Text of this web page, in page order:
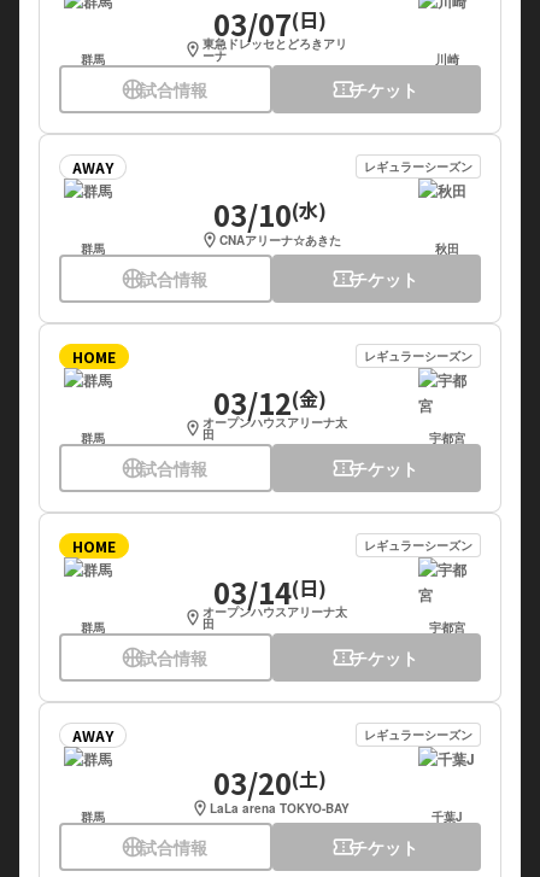
群馬
03/07(日)
location_on 東急ドレッセとどろきアリ
ーナ 川崎
sports_basketball試合情報 confirmation_numberチケット
AWAY レギュラーシーズン
群馬
03/10(水)
location_on CNAアリーナ☆あきた 秋田
sports_basketball試合情報 confirmation_numberチケット
HOME レギュラーシーズン
群馬
03/12(金)
location_on オープンハウスアリーナ太
田 宇都宮
sports_basketball試合情報 confirmation_numberチケット
HOME レギュラーシーズン
群馬
03/14(日)
location_on オープンハウスアリーナ太
田 宇都宮
sports_basketball試合情報 confirmation_numberチケット
AWAY レギュラーシーズン
群馬
03/20(土)
location_on LaLa arena TOKYO-BAY 千葉J
sports_basketball試合情報 confirmation_numberチケット